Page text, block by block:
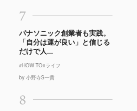
7
パナソニック創業者も実践。
「自分は運が良い」と信じる
だけで人...
#HOW TO#ライフ
by 小野寺S一貴
8